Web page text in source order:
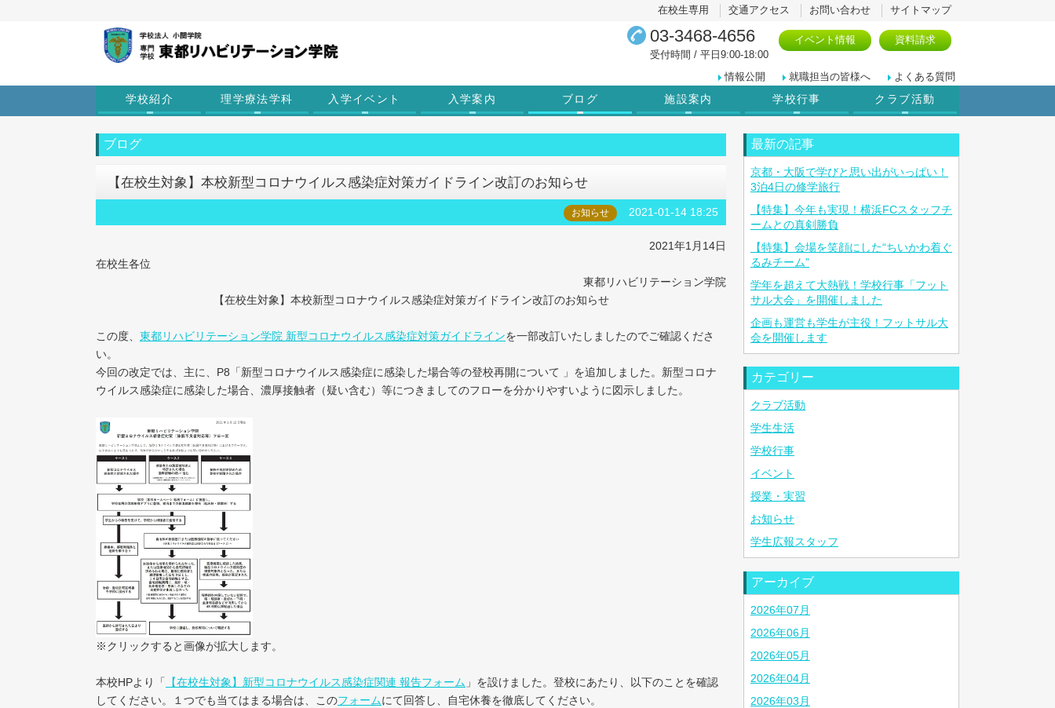
在校生専用 交通アクセス お問い合わせ サイトマップ
03-3468-4656
受付時間 / 平日9:00-18:00
イベント情報 資料請求
情報公開 就職担当の皆様へ よくある質問
学校紹介 理学療法学科 入学イベント 入学案内 ブログ 施設案内 学校行事 クラブ活動
ブログ
【在校生対象】本校新型コロナウイルス感染症対策ガイドライン改訂のお知らせ
お知らせ 2021-01-14 18:25
2021年1月14日
在校生各位
東都リハビリテーション学院
【在校生対象】本校新型コロナウイルス感染症対策ガイドライン改訂のお知らせ
この度、 東都リハビリテーション学院 新型コロナウイルス感染症対策ガイドラインを一部改訂いたしましたのでご確認くださ
い。
今回の改定では、主に、P8「新型コロナウイルス感染症に感染した場合等の登校再開について 」を追加しました。新型コロナ
ウイルス感染症に感染した場合、濃厚接触者（疑い含む）等につきましてのフローを分かりやすいように図示しました。
※クリックすると画像が拡大します。
本校HPより「 【在校生対象】新型コロナウイルス感染症関連 報告フォーム 」を設けました。登校にあたり、以下のことを確認
してください。１つでも当てはまる場合は、このフォームにて回答し、自宅休養を徹底してください。
最新の記事
京都・大阪で学びと思い出がいっぱい！
3泊4日の修学旅行
【特集】今年も実現！横浜FCスタッフチ
ームとの真剣勝負
【特集】会場を笑顔にした“ちいかわ着ぐ
るみチーム”
学年を超えて大熱戦！学校行事「フット
サル大会」を開催しました
企画も運営も学生が主役！フットサル大
会を開催します
カテゴリー
クラブ活動
学生生活
学校行事
イベント
授業・実習
お知らせ
学生広報スタッフ
アーカイブ
2026年07月
2026年06月
2026年05月
2026年04月
2026年03月